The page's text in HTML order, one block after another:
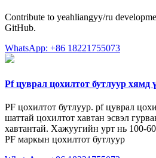
Contribute to yeahliangyy/ru
GitHub.
WhatsApp: +86 18221755073
Pf цуврал цохилтот бутлуур хямд
PF цохилтот бутлуур. pf цуврал
шаттай цохилтот хавтан эсвэл
хавтантай. Хажуугийн урт нь 100-
PF маркын цохилтот бутлуур